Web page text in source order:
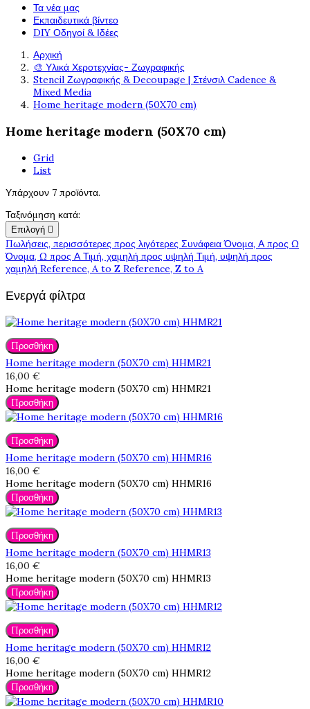
Τα νέα μας
Εκπαιδευτικά βίντεο
DIY Οδηγοί & Ιδέες
Αρχική
🎨 Υλικά Χεροτεχνίας- Ζωγραφικής
Stencil Ζωγραφικής & Decoupage | Στένσιλ Cadence &
Mixed Media
Home heritage modern (50X70 cm)
Home heritage modern (50X70 cm)
Grid
List
Υπάρχουν 7 προϊόντα.
Ταξινόμηση κατά:
Επιλογή 
Πωλήσεις, περισσότερες προς λιγότερες ΣυνάφειαΌνομα, Α προς Ω
Όνομα, Ω προς ΑΤιμή, χαμηλή προς υψηλή Τιμή, υψηλή προς
χαμηλή Reference, A to Z Reference, Z to A
Ενεργά φίλτρα
Προσθήκη
Home heritage modern (50X70 cm) HHMR21
16,00 €
Home heritage modern (50X70 cm) HHMR21
Προσθήκη
Προσθήκη
Home heritage modern (50X70 cm) HHMR16
16,00 €
Home heritage modern (50X70 cm) HHMR16
Προσθήκη
Προσθήκη
Home heritage modern (50X70 cm) HHMR13
16,00 €
Home heritage modern (50X70 cm) HHMR13
Προσθήκη
Προσθήκη
Home heritage modern (50X70 cm) HHMR12
16,00 €
Home heritage modern (50X70 cm) HHMR12
Προσθήκη